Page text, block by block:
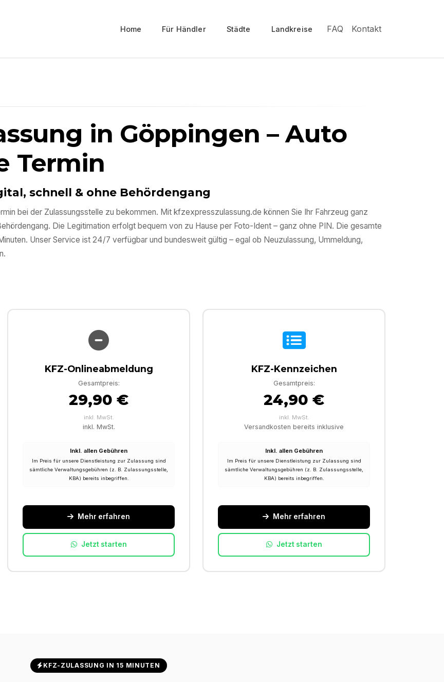
Home Für Händler Städte Landkreise FAQ Kontakt
in Göppingen – Auto
Termin
schnell & ohne Behördengang
bei der Zulassungsstelle zu bekommen. Mit kfzexpresszulassung.de können Sie Ihr Fahrzeug ganz
Die Legitimation erfolgt bequem von zu Hause per Foto-Ident – ganz ohne PIN. Die gesamte
Unser Service ist 24/7 verfügbar und bundesweit gültig – egal ob Neuzulassung, Ummeldung,
.
KFZ-Onlineabmeldung
Gesamtpreis:
29,90 €
inkl. MwSt.
inkl. MwSt.
Inkl. allen Gebühren
Im Preis für unsere Dienstleistung zur Zulassung sind
sämtliche Verwaltungsgebühren (z. B. Zulassungsstelle,
KBA) bereits inbegriffen.
Mehr erfahren
Jetzt starten
KFZ-Kennzeichen
Gesamtpreis:
24,90 €
inkl. MwSt.
Versandkosten bereits inklusive
Inkl. allen Gebühren
Im Preis für unsere Dienstleistung zur Zulassung sind
sämtliche Verwaltungsgebühren (z. B. Zulassungsstelle,
KBA) bereits inbegriffen.
Mehr erfahren
Jetzt starten
KFZ-ZULASSUNG IN 15 MINUTEN